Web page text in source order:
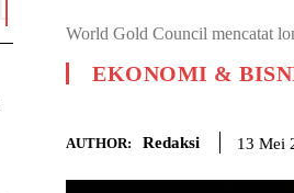
World Gold Council mencatat
EKONOMI &
AUTHOR: Redaksi 13 Mei